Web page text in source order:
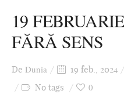
19
FĂRĂ SENS
De Dunia 19 feb., 2024
No tags 0